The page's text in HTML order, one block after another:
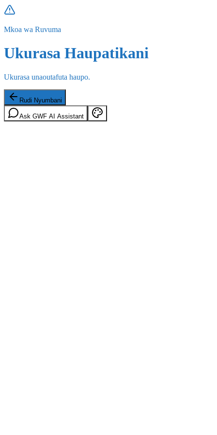
Mkoa wa Ruvuma
Ukurasa Haupatikani
Ukurasa unaoutafuta haupo.
Rudi Nyumbani
Ask GWF AI Assistant